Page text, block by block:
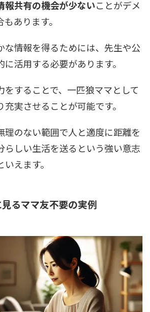
報共有の機会が少ないことがデメ
あります。
な情報を得るためには、先生や公
活用する必要があります。
をすることで、一匹狼ママとして
実させることが可能です。
理のない範囲で人と適度に距離を
らしい生活を送るという強い意志
えます。
るママ友不要の実例